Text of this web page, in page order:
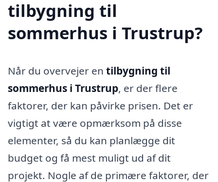
tilbygning til
sommerhus i Trustrup?
Når du overvejer en tilbygning til
sommerhus i Trustrup, er der flere
faktorer, der kan påvirke prisen. Det er
vigtigt at være opmærksom på disse
elementer, så du kan planlægge dit
budget og få mest muligt ud af dit
projekt. Nogle af de primære faktorer, der